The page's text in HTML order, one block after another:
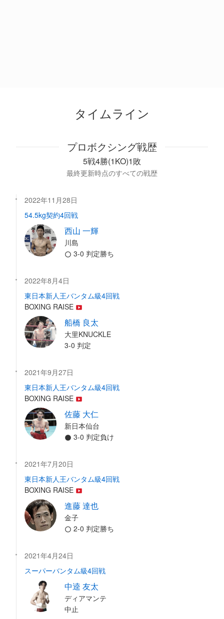
タイムライン
プロボクシング戦歴
5戦4勝(1KO)1敗
最終更新時点のすべての戦歴
2022年11月28日
54.5kg契約4回戦
西山 一輝
川島
3-0 判定勝ち
2022年8月4日
東日本新人王バンタム級4回戦
BOXING RAISE
船橋 良太
大里KNUCKLE
3-0 判定
2021年9月27日
東日本新人王バンタム級4回戦
BOXING RAISE
佐藤 大仁
新日本仙台
3-0 判定負け
2021年7月20日
東日本新人王バンタム級4回戦
BOXING RAISE
進藤 達也
金子
2-0 判定勝ち
2021年4月24日
スーパーバンタム級4回戦
中逵 友太
ディアマンテ
中止